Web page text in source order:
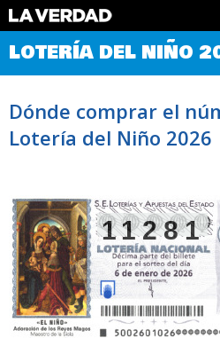
Comprobar Loteria del Niño
Premios
Noticias
Datos
LOTERÍA DEL NIÑO
Dónde comprar el
Lotería del Niño 2026
11281